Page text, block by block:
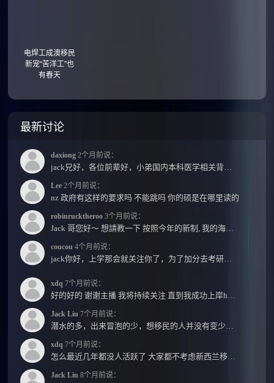
电焊工成澳移民
新宠“苦洋工”也
有春天
最新讨论
daxiong 2个月前说：
Lee 2个月前说：
nz 政府有这样的要求吗 不能跳吗 你的硕是在哪里读的
robinrucktheroo 3个月前说：
coucou 4个月前说：
xdq 7个月前说：
Jack Liu 7个月前说：
xdq 7个月前说：
Jack Liu 8个月前说：